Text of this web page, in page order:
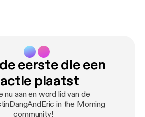
eerste die een
plaatst
nu aan en word lid van de
in the Morning
community!